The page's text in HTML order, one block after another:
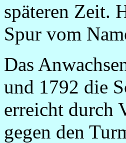
späteren Zeit.
Spur vom
Das
und 1792 die
erreicht durch
gegen den